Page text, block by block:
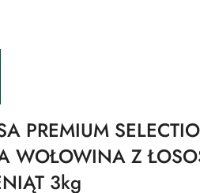
PREMIUM
WOŁOWINA Z
3kg